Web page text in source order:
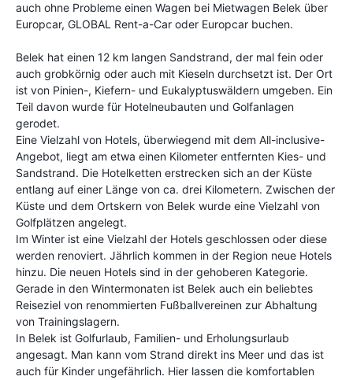
auch ohne Probleme einen Wagen bei Mietwagen Belek über
Europcar, GLOBAL Rent-a-Car oder Europcar buchen.
Belek hat einen 12 km langen Sandstrand, der mal fein oder
auch grobkörnig oder auch mit Kieseln durchsetzt ist. Der Ort
ist von Pinien-, Kiefern- und Eukalyptuswäldern umgeben. Ein
Teil davon wurde für Hotelneubauten und Golfanlagen
gerodet.
Eine Vielzahl von Hotels, überwiegend mit dem All-inclusive-
Angebot, liegt am etwa einen Kilometer entfernten Kies- und
Sandstrand. Die Hotelketten erstrecken sich an der Küste
entlang auf einer Länge von ca. drei Kilometern. Zwischen der
Küste und dem Ortskern von Belek wurde eine Vielzahl von
Golfplätzen angelegt.
Im Winter ist eine Vielzahl der Hotels geschlossen oder diese
werden renoviert. Jährlich kommen in der Region neue Hotels
hinzu. Die neuen Hotels sind in der gehoberen Kategorie.
Gerade in den Wintermonaten ist Belek auch ein beliebtes
Reiseziel von renommierten Fußballvereinen zur Abhaltung
von Trainingslagern.
In Belek ist Golfurlaub, Familien- und Erholungsurlaub
angesagt. Man kann vom Strand direkt ins Meer und das ist
auch für Kinder ungefährlich. Hier lassen die komfortablen